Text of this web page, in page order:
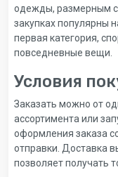
одежды, размерным
закупках популярны
первая категория,
повседневные вещи.
Условия
Заказать можно от
ассортимента или
оформления заказа
отправки. Доставка
позволяет получать